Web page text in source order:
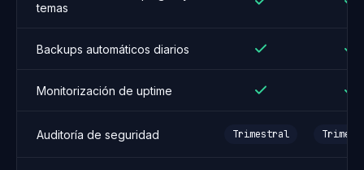
temas
Backups automáticos diarios
Monitorización de uptime
Auditoría de seguridad Trimestral